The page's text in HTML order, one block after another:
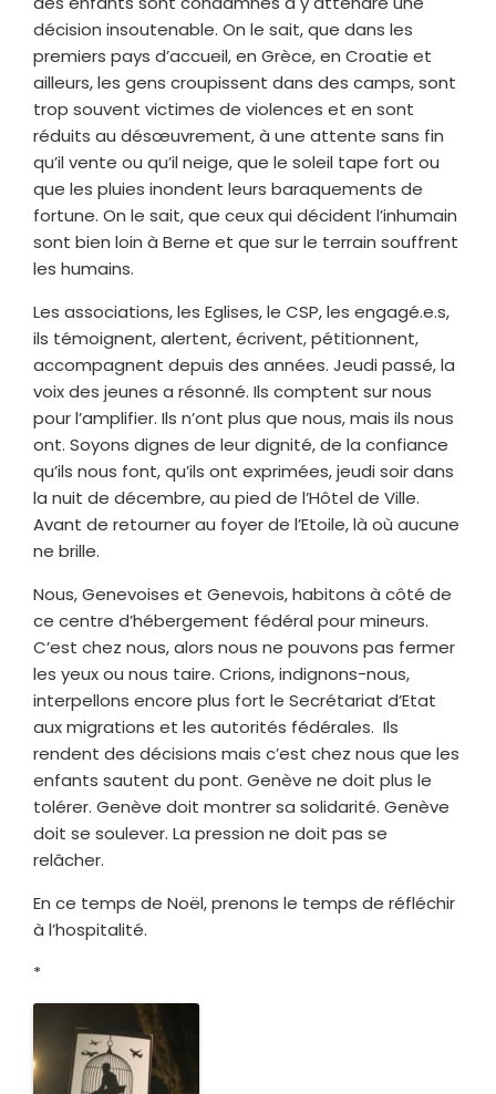
décision insoutenable. On le sait, que dans les
premiers pays d’accueil, en Grèce, en Croatie et
ailleurs, les gens croupissent dans des camps, sont
trop souvent victimes de violences et en sont
réduits au désœuvrement, à une attente sans fin
qu’il vente ou qu’il neige, que le soleil tape fort ou
que les pluies inondent leurs baraquements de
fortune. On le sait, que ceux qui décident l’inhumain
sont bien loin à Berne et que sur le terrain souffrent
les humains.
Les associations, les Eglises, le CSP, les engagé.e.s,
ils témoignent, alertent, écrivent, pétitionnent,
accompagnent depuis des années. Jeudi passé, la
voix des jeunes a résonné. Ils comptent sur nous
pour l’amplifier. Ils n’ont plus que nous, mais ils nous
ont. Soyons dignes de leur dignité, de la confiance
qu’ils nous font, qu’ils ont exprimées, jeudi soir dans
la nuit de décembre, au pied de l’Hôtel de Ville.
Avant de retourner au foyer de l’Etoile, là où aucune
ne brille.
Nous, Genevoises et Genevois, habitons à côté de
ce centre d’hébergement fédéral pour mineurs.
C’est chez nous, alors nous ne pouvons pas fermer
les yeux ou nous taire. Crions, indignons-nous,
interpellons encore plus fort le Secrétariat d’Etat
aux migrations et les autorités fédérales. Ils
rendent des décisions mais c’est chez nous que les
enfants sautent du pont. Genève ne doit plus le
tolérer. Genève doit montrer sa solidarité. Genève
doit se soulever. La pression ne doit pas se
relâcher.
En ce temps de Noël, prenons le temps de réfléchir
à l’hospitalité.
*